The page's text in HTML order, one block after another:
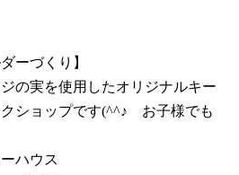
ーづくり】
の実を使用したオリジナルキー
ショップです(^^♪ お子様でも
ハウス